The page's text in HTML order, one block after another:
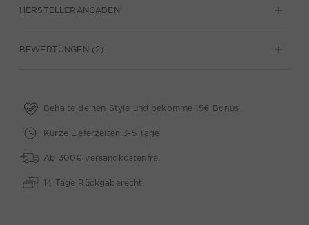
HERSTELLERANGABEN
BEWERTUNGEN (2)
Behalte deinen Style und bekomme 15€ Bonus
Kurze Lieferzeiten 3-5 Tage
Ab 300€ versandkostenfrei
14 Tage Rückgaberecht